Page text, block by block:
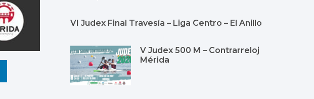
VI Judex Final Travesía – Liga Centro – El Anillo
V Judex 500 M – Contrarreloj
Mérida